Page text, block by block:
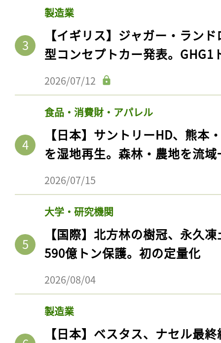
製造業
【イギリス】ジャガー・ラン
型コンセプトカー発表。GHG1
2026/07/12
食品・消費財・アパレル
【日本】サントリーHD、熊本
を湿地再生。森林・農地を流
2026/07/15
大学・研究機関
【国際】北方林の樹冠、永久
590億トン保護。初の定量化
2026/08/04
製造業
【日本】ベスタス、ナセル最